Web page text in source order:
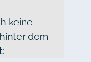
keine
dem